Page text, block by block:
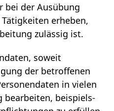
bei der Ausübung
erheben,
zulässig ist.
soweit
der betroffenen
in vielen
bearbeiten, beispiels­